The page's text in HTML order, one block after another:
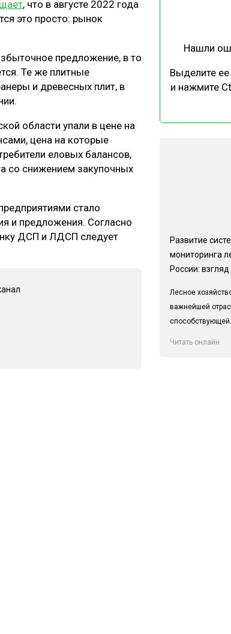
РЫНОК
ОТРАСЛЕВАЯ ДИСКУССИЯ
, что в августе 2022 года
это просто: рынок
предложение, в то
Те же плитные
и древесных плит, в
области упали в цене на
цена на которые
еловых балансов,
со снижением закупочных
стало
и предложения. Согласно
ДСП и ЛДСП следует
Нашли
Выделите
и нажмите
Развитие
мониторинга
России:
Лесное
важнейшей
способствующей...
Читать онлайн